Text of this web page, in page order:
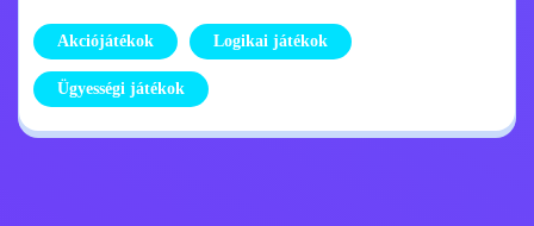
Akciójátékok Logikai játékok
Ügyességi játékok